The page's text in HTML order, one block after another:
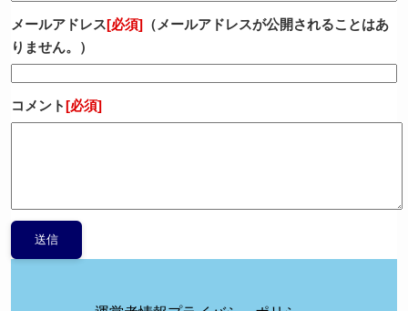
メールアドレス[必須] （メールアドレスが公開されることはあ
りません。）
コメント[必須]